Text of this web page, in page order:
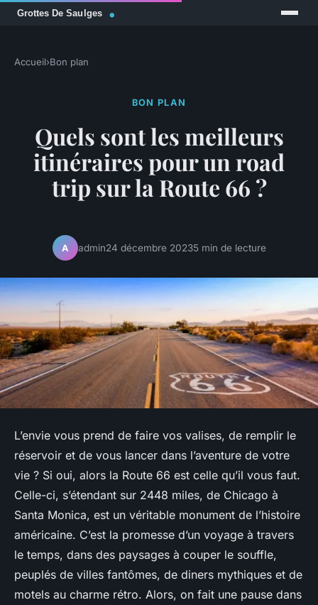
Accueil›Bon plan
BON PLAN
Quels sont les meilleurs
itinéraires pour un road
trip sur la Route 66 ?
A admin24 décembre 20235 min de lecture
L’envie vous prend de faire vos valises, de remplir le
réservoir et de vous lancer dans l’aventure de votre
vie ? Si oui, alors la Route 66 est celle qu’il vous faut.
Celle-ci, s’étendant sur 2448 miles, de Chicago à
Santa Monica, est un véritable monument de l’histoire
américaine. C’est la promesse d’un voyage à travers
le temps, dans des paysages à couper le souffle,
peuplés de villes fantômes, de diners mythiques et de
motels au charme rétro. Alors, on fait une pause dans